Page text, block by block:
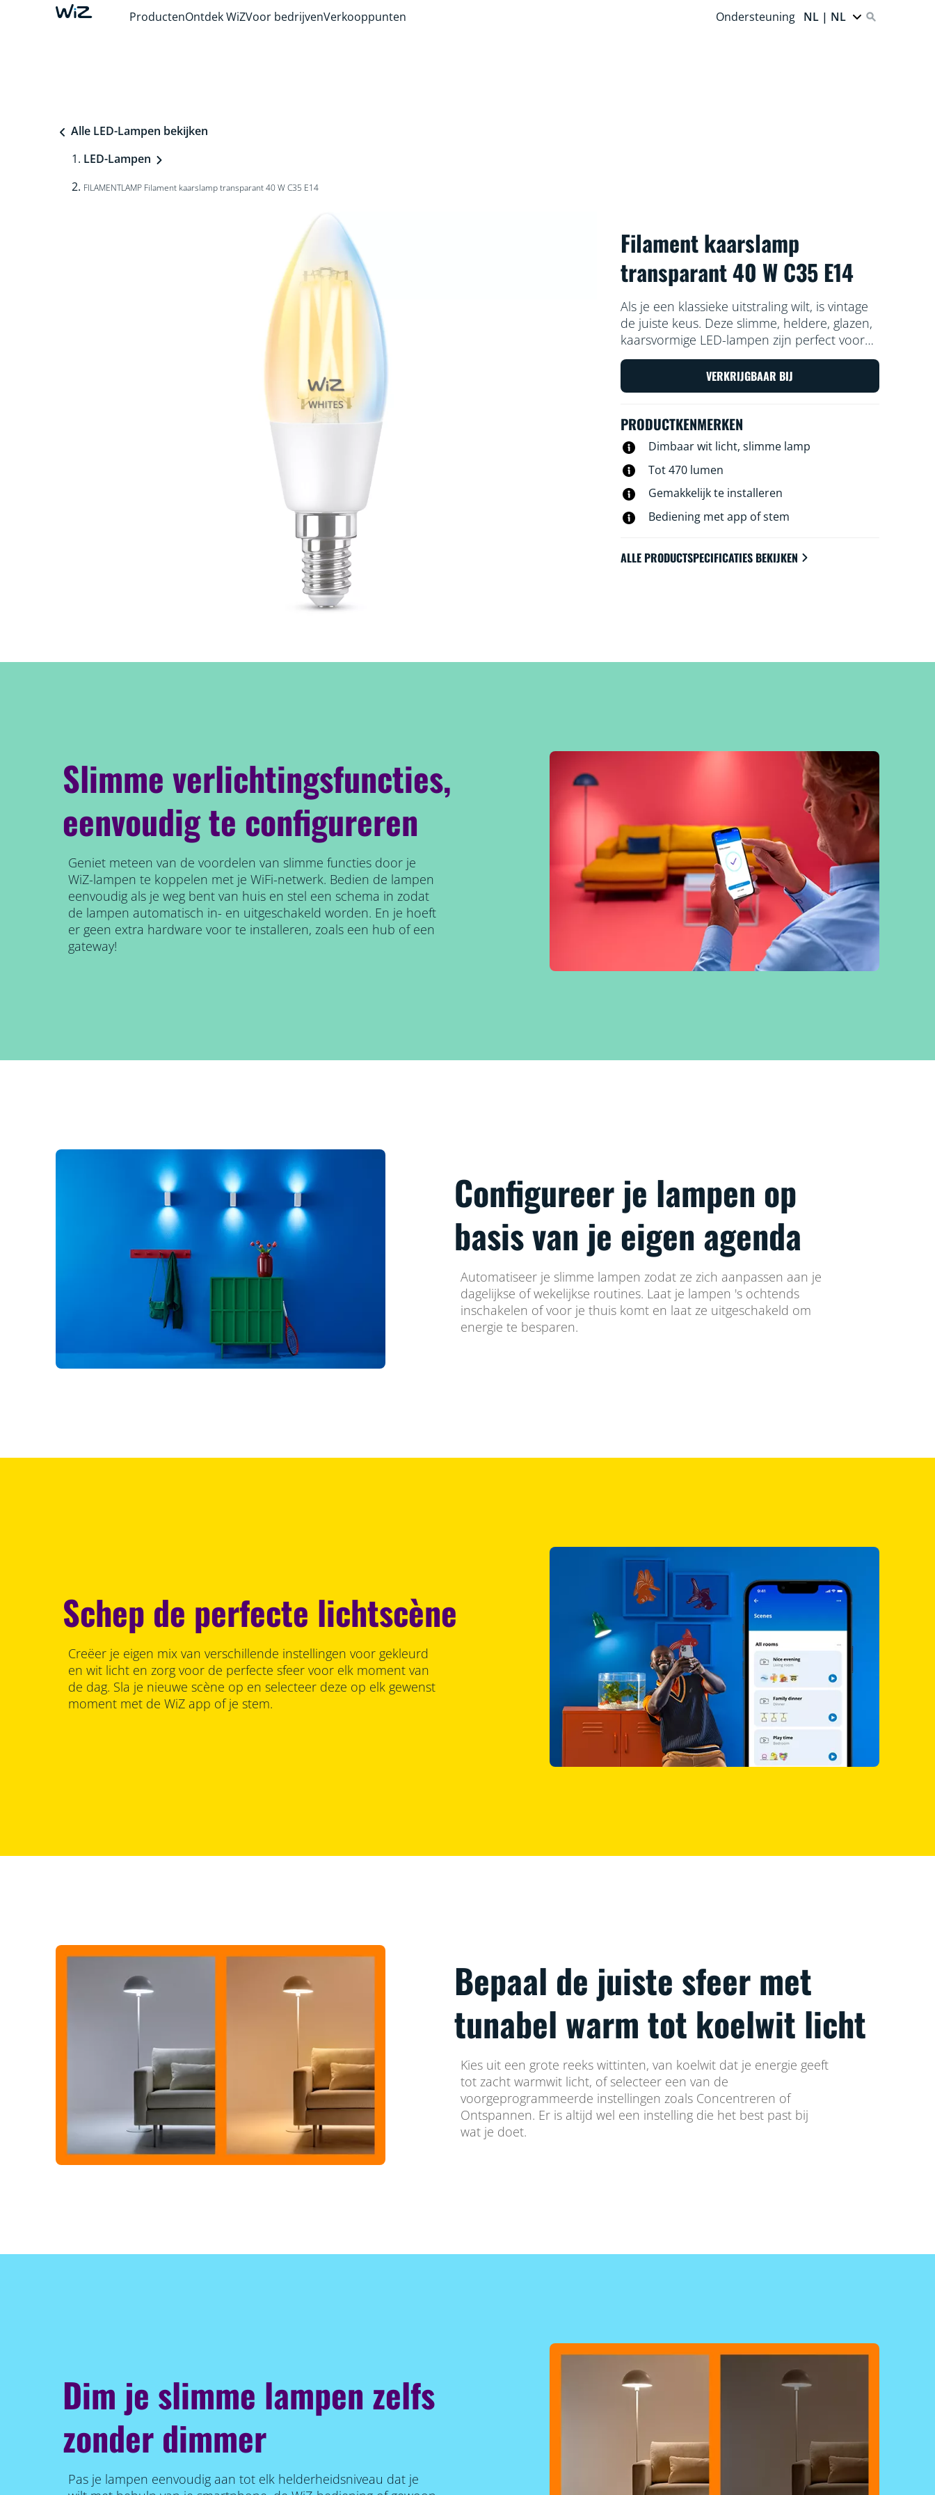
ProductenOntdek WiZVoor bedrijvenVerkooppunten Ondersteuning NL | NL
Alle LED-Lampen bekijken
LED-Lampen
FILAMENTLAMP Filament kaarslamp transparant 40 W C35 E14
Filament kaarslamp
transparant 40 W C35 E14
Als je een klassieke uitstraling wilt, is vintage
de juiste keus. Deze slimme, heldere, glazen,
kaarsvormige LED-lampen zijn perfect voor
decoratieve armaturen of als je een chique
tintje wilt toevoegen. Kies uit honderden
tinten wit licht van gezellig tot koel, of stel de
wordt op basis van je steeds veranderende
voorkeuren en stemming. Alle lampen zijn te
bedienen met WiFi via de WiZ app, de WiZ
afstandsbediening of je stem.
VERKRIJGBAAR BIJ
PRODUCTKENMERKEN
Dimbaar wit licht, slimme lamp
Tot 470 lumen
Gemakkelijk te installeren
Bediening met app of stem
ALLE PRODUCTSPECIFICATIES BEKIJKEN
Slimme verlichtingsfuncties,
eenvoudig te configureren
Geniet meteen van de voordelen van slimme functies door je
WiZ-lampen te koppelen met je WiFi-netwerk. Bedien de lampen
eenvoudig als je weg bent van huis en stel een schema in zodat
de lampen automatisch in- en uitgeschakeld worden. En je hoeft
er geen extra hardware voor te installeren, zoals een hub of een
gateway!
Configureer je lampen op
basis van je eigen agenda
Automatiseer je slimme lampen zodat ze zich aanpassen aan je
dagelijkse of wekelijkse routines. Laat je lampen 's ochtends
inschakelen of voor je thuis komt en laat ze uitgeschakeld om
energie te besparen.
Schep de perfecte lichtscène
Creëer je eigen mix van verschillende instellingen voor gekleurd
en wit licht en zorg voor de perfecte sfeer voor elk moment van
de dag. Sla je nieuwe scène op en selecteer deze op elk gewenst
moment met de WiZ app of je stem.
Bepaal de juiste sfeer met
tunabel warm tot koelwit licht
Kies uit een grote reeks wittinten, van koelwit dat je energie geeft
tot zacht warmwit licht, of selecteer een van de
voorgeprogrammeerde instellingen zoals Concentreren of
Ontspannen. Er is altijd wel een instelling die het best past bij
wat je doet.
Dim je slimme lampen zelfs
zonder dimmer
Pas je lampen eenvoudig aan tot elk helderheidsniveau dat je